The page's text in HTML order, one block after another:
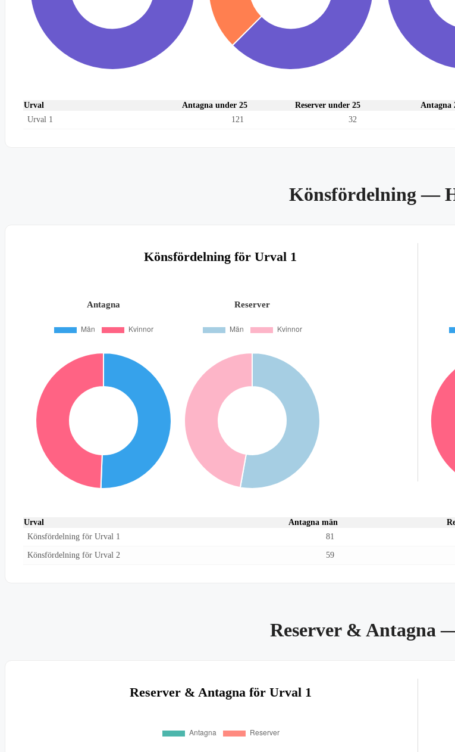
Urval Antagna under 25 Reserver under 25 Antagna
Urval 1
121 32
Könsfördelning—
Könsfördelning för Urval 1
Antagna Reserver
Urval Antagna män
Könsfördelning för Urval 1
81
Könsfördelning för Urval 2 59
Reserver & Antagna
Reserver & Antagna för Urval 1